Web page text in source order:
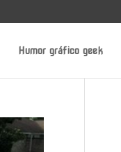
Humor gráfico geek